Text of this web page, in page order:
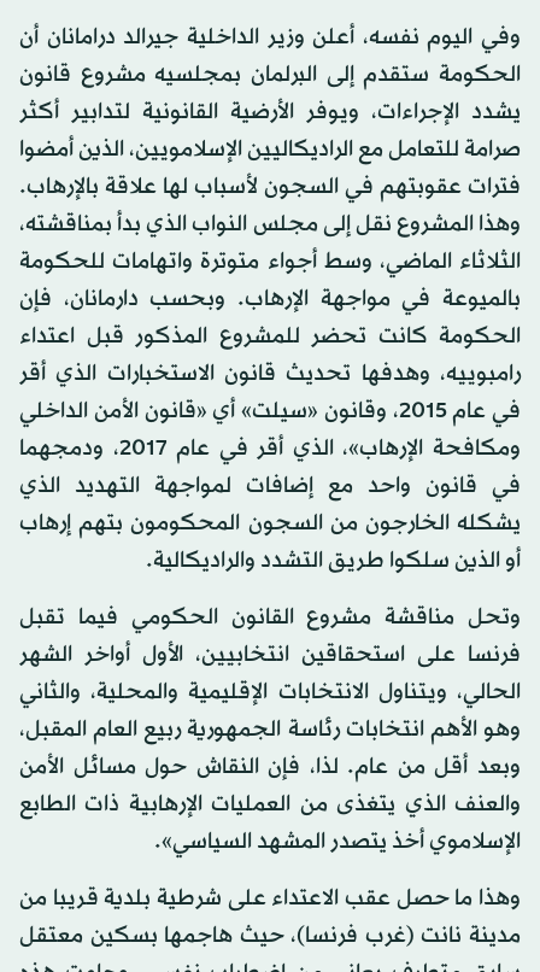
وفي اليوم نفسه، أعلن وزير الداخلية جيرالد درامانان أن
الحكومة ستقدم إلى البرلمان بمجلسيه مشروع قانون
يشدد الإجراءات، ويوفر الأرضية القانونية لتدابير أكثر
صرامة للتعامل مع الراديكاليين الإسلامويين، الذين أمضوا
فترات عقوبتهم في السجون لأسباب لها علاقة بالإرهاب.
وهذا المشروع نقل إلى مجلس النواب الذي بدأ بمناقشته،
الثلاثاء الماضي، وسط أجواء متوترة واتهامات للحكومة
بالميوعة في مواجهة الإرهاب. وبحسب دارمانان، فإن
الحكومة كانت تحضر للمشروع المذكور قبل اعتداء
رامبوييه، وهدفها تحديث قانون الاستخبارات الذي أقر
في عام 2015، وقانون «سيلت» أي «قانون الأمن الداخلي
ومكافحة الإرهاب»، الذي أقر في عام 2017، ودمجهما
في قانون واحد مع إضافات لمواجهة التهديد الذي
يشكله الخارجون من السجون المحكومون بتهم إرهاب
أو الذين سلكوا طريق التشدد والراديكالية.
وتحل مناقشة مشروع القانون الحكومي فيما تقبل
فرنسا على استحقاقين انتخابيين، الأول أواخر الشهر
الحالي، ويتناول الانتخابات الإقليمية والمحلية، والثاني
وهو الأهم انتخابات رئاسة الجمهورية ربيع العام المقبل،
وبعد أقل من عام. لذا، فإن النقاش حول مسائل الأمن
والعنف الذي يتغذى من العمليات الإرهابية ذات الطابع
الإسلاموي أخذ يتصدر المشهد السياسي».
وهذا ما حصل عقب الاعتداء على شرطية بلدية قريبا من
مدينة نانت (غرب فرنسا)، حيث هاجمها بسكين معتقل